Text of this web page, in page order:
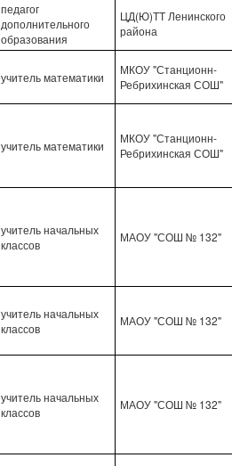
педагог
дополнительного
образования
ЦД(Ю)ТТ Ленинского
района
учитель математики
МКОУ "Станционн-
Ребрихинская СОШ"
учитель математики
МКОУ "Станционн-
Ребрихинская СОШ"
учитель начальных
классов
МАОУ "СОШ № 132"
учитель начальных
классов
МАОУ "СОШ № 132"
учитель начальных
классов
МАОУ "СОШ № 132"